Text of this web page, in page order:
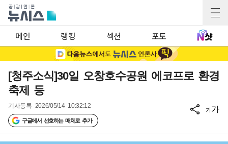
메인 랭킹 섹션 포토
[청주소식]30일 오창호수공원 에코프로 환경
축제 등
기사등록 2026/05/14 10:32:12
구글에서 선호하는 매체로 추가
가가